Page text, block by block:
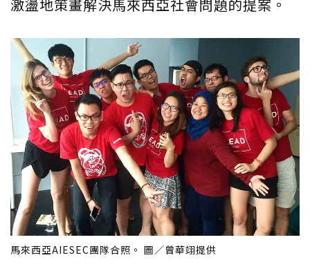
激盪地策畫解決馬來西亞社會問題的提案。
馬來西亞AIESEC團隊合照。 圖／曾華翊提供